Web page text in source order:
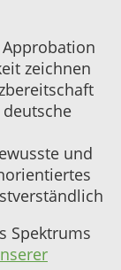
zeichnen
und
Spektrums